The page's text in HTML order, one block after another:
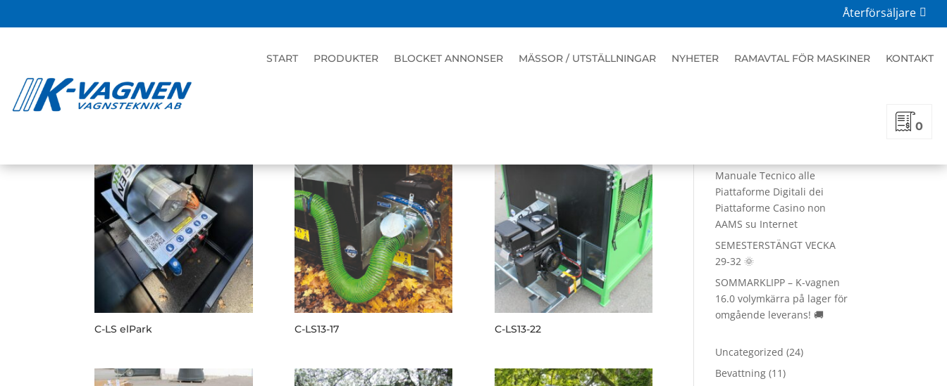
Återförsäljare
START PRODUKTER BLOCKET ANNONSER MÄSSOR / UTSTÄLLNINGAR NYHETER RAMAVTAL FÖR MASKINER KONTAKT
0
Lövsug
Visar 1–9 av 14 resultat
C-LS elPark C-LS13-17 C-LS13-22
Manuale Tecnico alle
Piattaforme Digitali dei
Piattaforme Casino non
AAMS su Internet
SEMESTERSTÄNGT VECKA
29-32 🌞
SOMMARKLIPP – K-vagnen
16.0 volymkärra på lager för
omgående leverans! 🚚
Uncategorized 2424
Bevattning 1111